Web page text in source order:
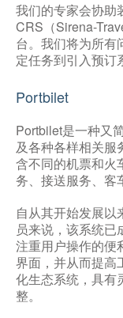
我们的专家会协助
CRS（Sirena-
台。我们将为所有
定任务到引入预订
Portbilet
Portbilet是一种又
及各种各样相关服
含不同的机票和火
务、接送服务、客
自从其开始发展以
员来说，该系统
注重用户操作的便
界面，并从而提高
化生态系统，具有
整。